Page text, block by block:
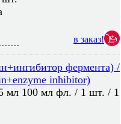
в заказ!
фермента) /
inhibitor)
мл 100 мл фл. / 1 шт. / 1